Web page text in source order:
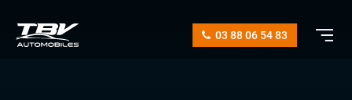
03 88 06 54 83